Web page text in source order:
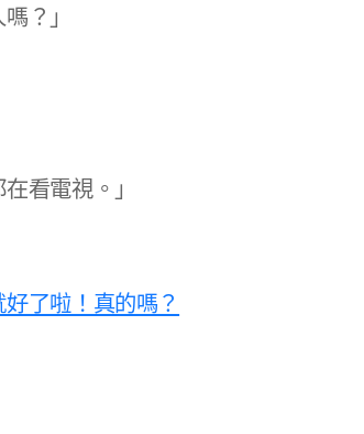
？」​
看電視。」​​
了啦！真的嗎？